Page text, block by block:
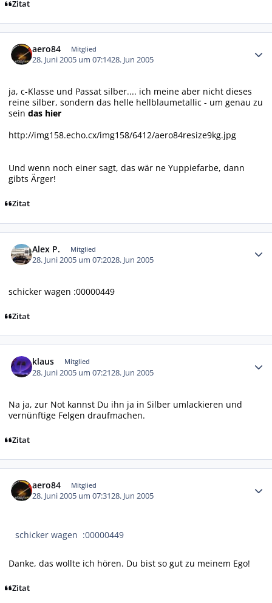
Zitat
aero84 Mitglied
28. Juni 2005 um 07:1428. Jun 2005
ja, c-Klasse und Passat silber.... ich meine aber nicht dieses
reine silber, sondern das helle hellblaumetallic - um genau zu
sein das hier
http://img158.echo.cx/img158/6412/aero84resize9kg.jpg
Und wenn noch einer sagt, das wär ne Yuppiefarbe, dann
gibts Ärger!
Zitat
Alex P. Mitglied
28. Juni 2005 um 07:2028. Jun 2005
schicker wagen :00000449
Zitat
klaus Mitglied
28. Juni 2005 um 07:2128. Jun 2005
Na ja, zur Not kannst Du ihn ja in Silber umlackieren und
vernünftige Felgen draufmachen.
Zitat
aero84 Mitglied
28. Juni 2005 um 07:3128. Jun 2005
schicker wagen :00000449
Danke, das wollte ich hören. Du bist so gut zu meinem Ego!
Zitat